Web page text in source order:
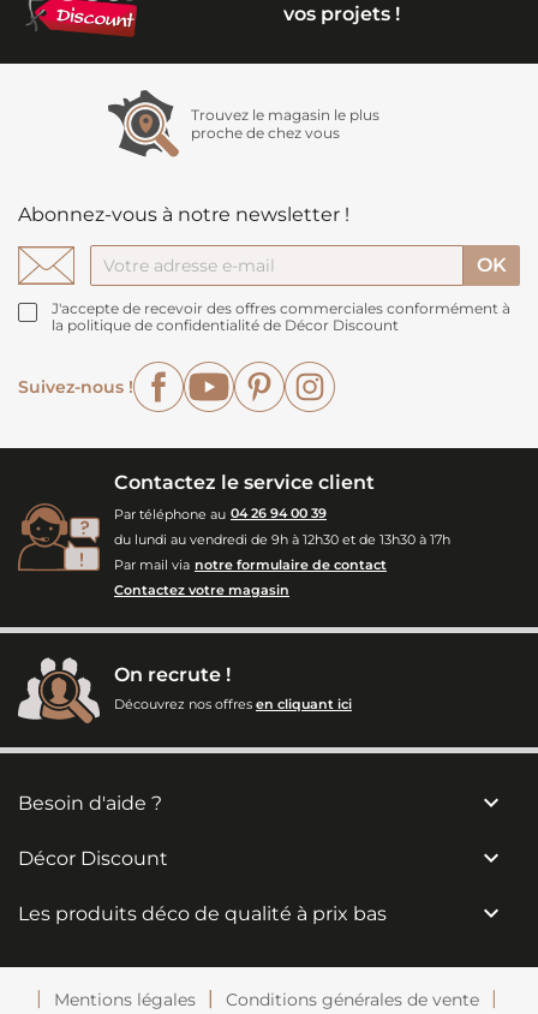
vos projets !
Trouvez le magasin le plus
proche de chez vous
Abonnez-vous à notre newsletter !
J'accepte de recevoir des offres commerciales conformément à
la politique de confidentialité de Décor Discount
Suivez-nous !
FacebookYouTubePinterest
Contactez le service client
Par téléphone au 04 26 94 00 39
du lundi au vendredi de 9h à 12h30 et de 13h30 à 17h
Par mail via notre formulaire de contact
Contactez votre magasin
On recrute !
Découvrez nos offres en cliquant ici
Besoin d'aide ? 
Décor Discount 
Les produits déco de qualité à prix bas 
Mentions légales Conditions générales de vente